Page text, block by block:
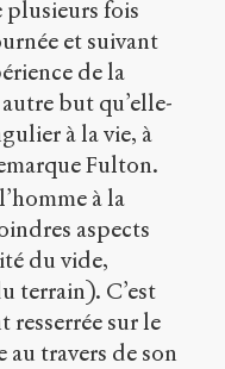
plusieurs fois
et suivant
de la
but qu’elle-
à la vie, à
Fulton.
à la
aspects
du vide,
terrain). C’est
resserrée sur le
au travers de son